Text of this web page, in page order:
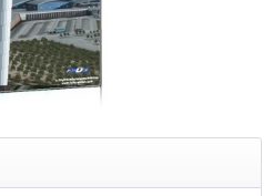
FSDG - Dakar XP